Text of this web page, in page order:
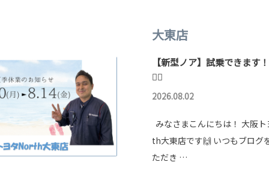
大東店
【新型ノア】試乗できます
🏳️‍🌈
2026.08.02
みなさまこんにちは！ 大阪
th大東店です🙌 いつもブログ
ただき …